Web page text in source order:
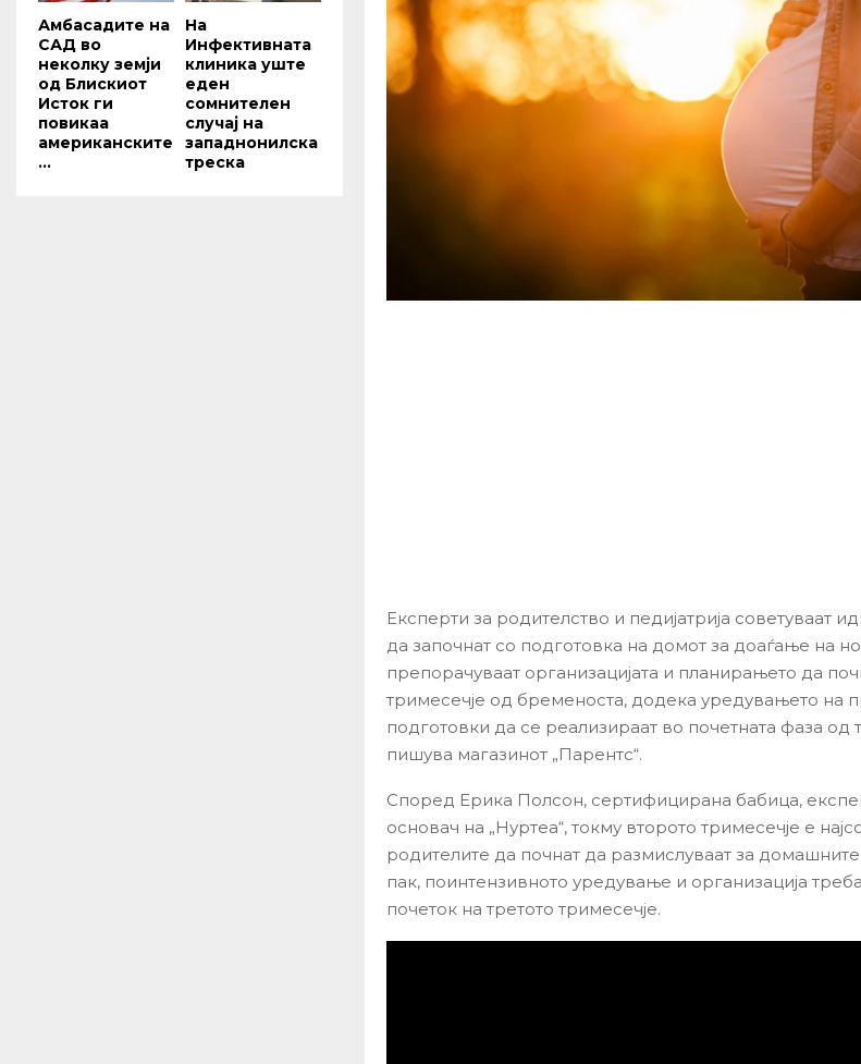
Експерти за родителство и педијатрија советуваат
да започнат со подготовка на домот за доаѓање на
препорачуваат организацијата и планирањето да
тримесечје од бременоста, додека уредувањето на
подготовки да се реализираат во почетната фаза од
пишува магазинот „Парентс“.
Според Ерика Полсон, сертифицирана бабица,
основач на „Нуртеа“, токму второто тримесечје е
родителите да почнат да размислуваат за
пак, поинтензивното уредување и организација
почеток на третото тримесечје.
Амбасадите на
САД во
неколку земји
од Блискиот
Исток ги
повикаа
американските
...
На
Инфективната
клиника уште
еден
сомнителен
случај на
западнонилска
треска